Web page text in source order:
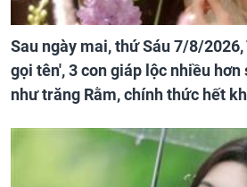
Sau ngày mai, thứ Sáu 7/8/
gọi tên', 3 con giáp lộc nhiều hơn
như trăng Rằm, chính thức hết